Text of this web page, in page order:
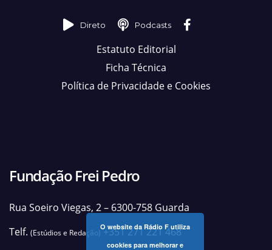
Direto Podcasts
Estatuto Editorial
Ficha Técnica
Política de Privacidade e Cookies
Fundação Frei Pedro
Rua Soeiro Viegas, 2 – 6300-758 Guarda
Telf. (Estúdios e Redação)+351 271 221 468
O website da Rádio F utiliza
cookies para melhorar e